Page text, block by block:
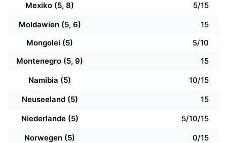
Mexiko (5, 8)
5/15
Moldawien (5, 6)
15
Mongolei (5)
5/10
Montenegro (5, 9)
15
Namibia (5)
10/15
Neuseeland (5)
15
Niederlande (5)
5/10/15
Norwegen (5)
0/15